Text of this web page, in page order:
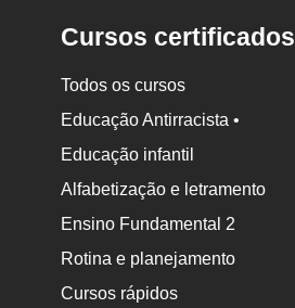
Cursos certificados
Todos os cursos
Educação Antirracista •
Educação infantil
Alfabetização e letramento
Ensino Fundamental 2
Rotina e planejamento
Cursos rápidos